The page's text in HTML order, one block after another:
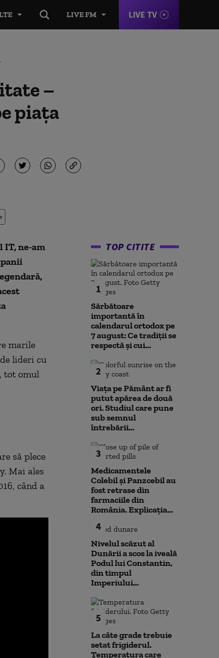
LIVE FM LIVE TV
–
piața
IT, ne-am
marile
lideri cu
tot omul
să plece
Mai ales
când a
TOP CITITE
1
Sărbătoare
importantă în
calendarul ortodox pe
7 august: Ce tradiții se
respectă și cui...
2
Viața pe Pământ ar fi
putut apărea de două
ori. Studiul care pune
sub semnul
întrebării...
3
Medicamentele
Colebil și Panzcebil au
fost retrase din
farmaciile din
România. Explicația...
4
Nivelul scăzut al
Dunării a scos la iveală
Podul lui Constantin,
din timpul
Imperiului...
5
La câte grade trebuie
setat frigiderul.
Temperatura care